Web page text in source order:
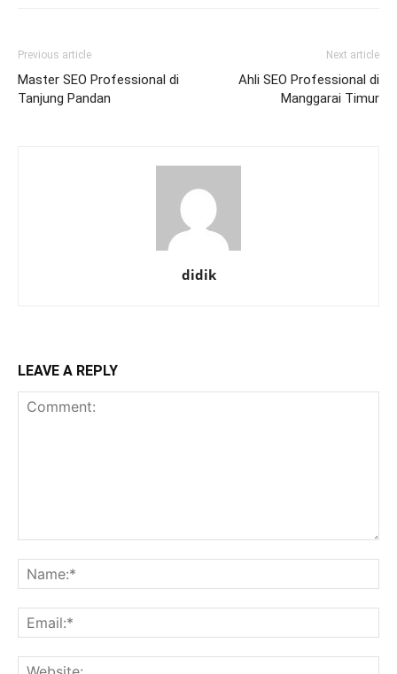
Previous article
Master SEO Professional di
Tanjung Pandan
Next article
Ahli SEO Professional di
Manggarai Timur
didik
LEAVE A REPLY